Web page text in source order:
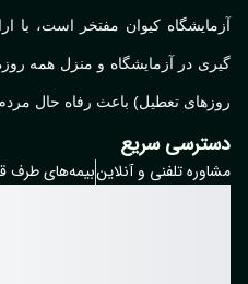
کیوان مفتخر است، با ارائه
تعطیل) باعث رفاه حال مردم
سریع
تلفنی و آنلاینبیمه‌های طرف قرارداد